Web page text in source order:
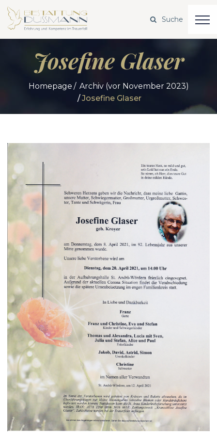
Josefine Glaser
Homepage
Archiv (vor November 2023)
Josefine Glaser